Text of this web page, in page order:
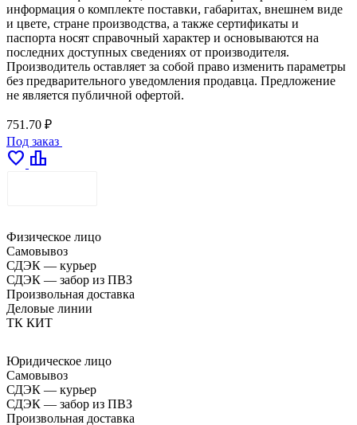
информация о комплекте поставки, габаритах, внешнем виде
и цвете, стране производства, а также сертификаты и
паспорта носят справочный характер и основываются на
последних доступных сведениях от производителя.
Производитель оставляет за собой право изменить параметры
без предварительного уведомления продавца. Предложение
не является публичной офертой.
751.70 ₽
Под заказ
favorite leaderboard
Физическое лицо
Самовывоз
СДЭК — курьер
СДЭК — забор из ПВЗ
Произвольная доставка
Деловые линии
ТК КИТ
Юридическое лицо
Самовывоз
СДЭК — курьер
СДЭК — забор из ПВЗ
Произвольная доставка